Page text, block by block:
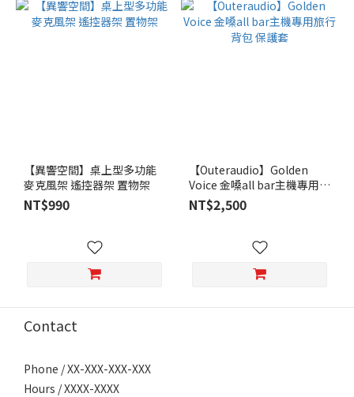
【異響空間】桌上型多功能
麥克風架 遙控器架 置物架
NT$990
【Outeraudio】Golden
Voice 金嗓all bar主機專用旅
行背包 保護套
NT$2,500
Contact
Phone / XX-XXX-XXX-XXX
Hours / XXXX-XXXX